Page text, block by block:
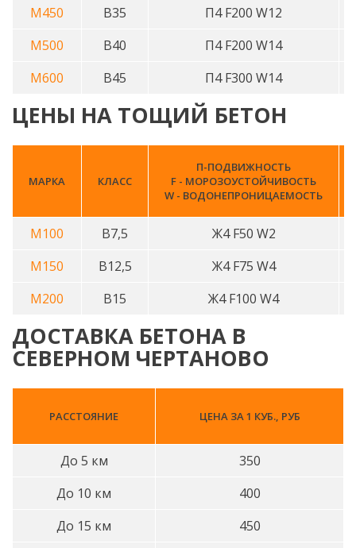
М450 В35
П4 F200 W12
М500
В40
П4 F200 W14
М600
В45 П4 F300 W14
ЦЕНЫ НА ТОЩИЙ БЕТОН
МАРКА КЛАСС
П-ПОДВИЖНОСТЬ
F - МОРОЗОУСТОЙЧИВОСТЬ
W - ВОДОНЕПРОНИЦАЕМОСТЬ
М100 B7,5
Ж4 F50 W2
М150
B12,5
Ж4 F75 W4
М200
B15 Ж4 F100 W4
ДОСТАВКА БЕТОНА В
СЕВЕРНОМ ЧЕРТАНОВО
РАССТОЯНИЕ ЦЕНА ЗА 1 КУБ., РУБ
До 5 км
350
До 10 км
400
До 15 км
450